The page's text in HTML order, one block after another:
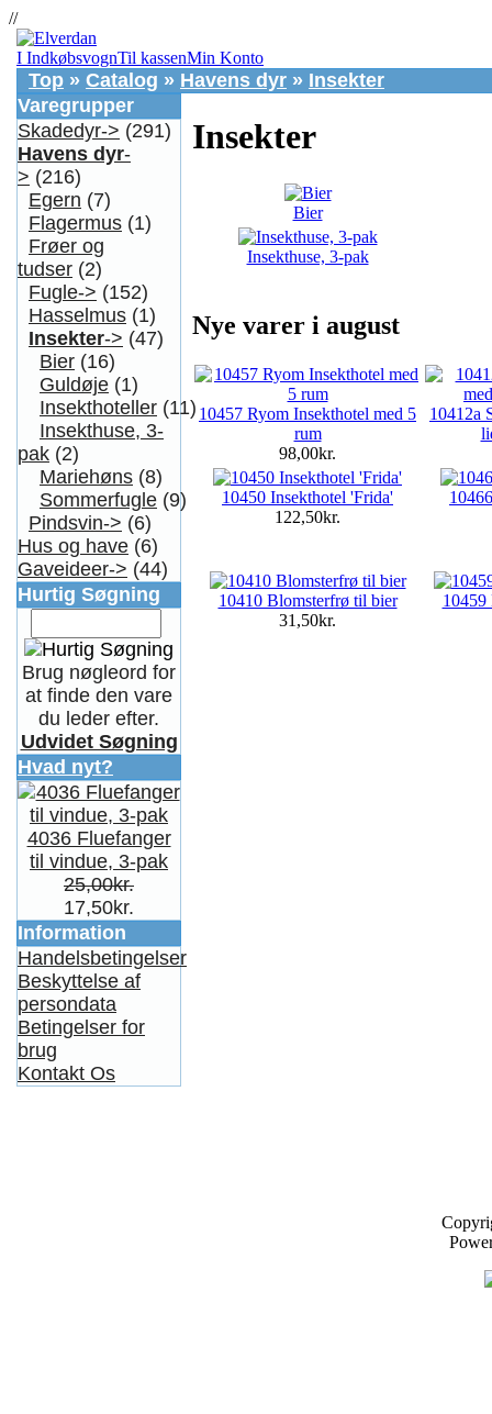
//
I IndkøbsvognTil kassenMin Konto
Top » Catalog » Havens dyr » Insekter
Insekter
Bier
Insekthuse, 3-pak
Nye varer i august
10457 Ryom Insekthotel med 5
rum
98,00kr.
10412a
10450 Insekthotel 'Frida'
122,50kr.
10410 Blomsterfrø til bier
31,50kr.
10459
Varegrupper
Skadedyr-> (291)
Havens dyr-
> (216)
Egern (7)
Flagermus (1)
Frøer og
tudser (2)
Fugle-> (152)
Hasselmus (1)
Insekter-> (47)
Bier (16)
Guldøje (1)
Insekthoteller (11)
Insekthuse, 3-
pak (2)
Mariehøns (8)
Sommerfugle (9)
Pindsvin-> (6)
Hus og have (6)
Gaveideer-> (44)
Hurtig Søgning
Brug nøgleord for
at finde den vare
du leder efter.
Udvidet Søgning
Hvad nyt?
4036 Fluefanger
til vindue, 3-pak
25,00kr.
17,50kr.
Information
Handelsbetingelser
Beskyttelse af
persondata
Betingelser for
brug
Kontakt Os